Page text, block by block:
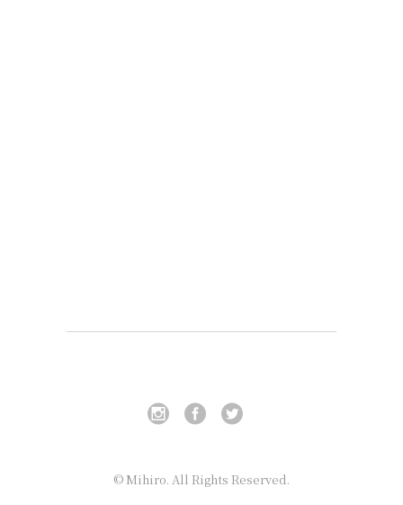
© Mihiro. All Rights Reserved.